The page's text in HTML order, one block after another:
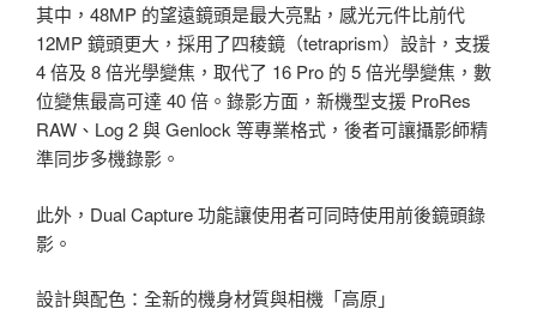
其中，48MP 的望遠鏡頭是最大亮點，感光元件比前代
12MP 鏡頭更大，採用了四稜鏡（tetraprism）設計，支援
4 倍及 8 倍光學變焦，取代了 16 Pro 的 5 倍光學變焦，數
位變焦最高可達 40 倍。錄影方面，新機型支援 ProRes
RAW、Log 2 與 Genlock 等專業格式，後者可讓攝影師精
準同步多機錄影。
此外，Dual Capture 功能讓使用者可同時使用前後鏡頭錄
影。
設計與配色：全新的機身材質與相機「高原」